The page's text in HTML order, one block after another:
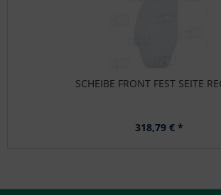
SCHEIBE FRONT FEST SEITE
318,79 € *